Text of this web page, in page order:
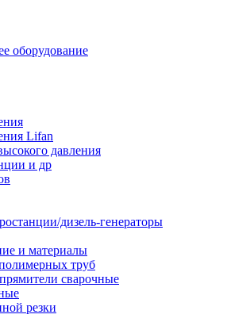
оборудование
Lifan
давления
и др
дизель-генераторы
и материалы
труб
сварочные
резки